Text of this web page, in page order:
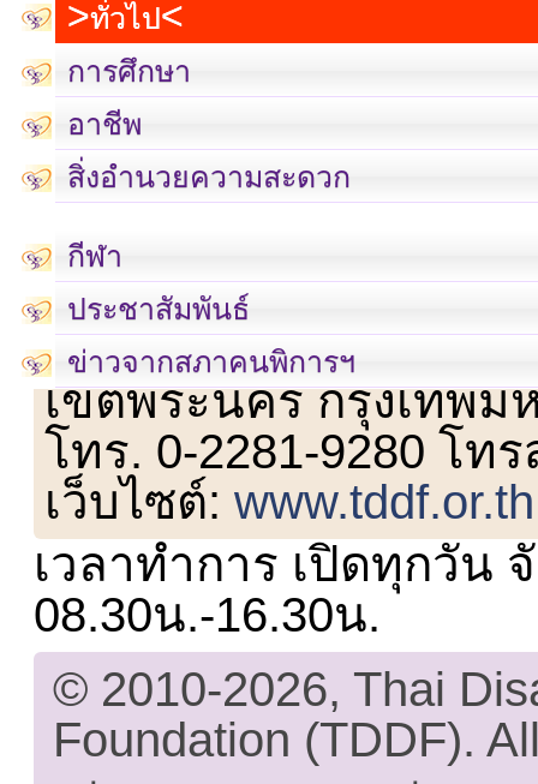
ทั่วไป
การศึกษา
อาชีพ
สิ่งอำนวยความสะดวก
กีฬา
ประชาสัมพันธ์
ข่าวจากสภาคนพิการฯ
เลขที่ 23 ชั้น 2 ถนนวิ
เขตพระนคร กรุงเทพม
โทร. 0-2281-9280 โท
เว็บไซต์:www.tddf.or.th
เวลาทำการ เปิดทุกวัน
08.30น.-16.30น.
© 2010-2026, Thai
Foundation (TDDF).